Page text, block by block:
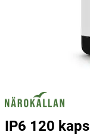
Lägg i
IP6 120